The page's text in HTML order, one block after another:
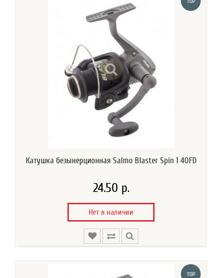
Катушка безынерционная Salmo Blaster Spin 1 40FD
24.50 р.
Нет в наличии
TOP